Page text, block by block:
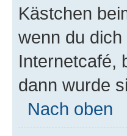
Kästchen
wenn du
Internetcafé,
dann wurde
Nach oben